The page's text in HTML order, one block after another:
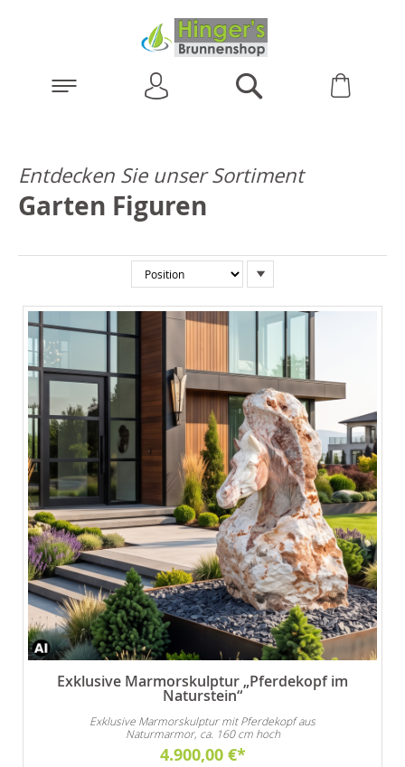
Entdecken Sie unser Sortiment
Garten Figuren
absteigender
Reihenfolge
Exklusive Marmorskulptur „Pferdekopf im
Naturstein“
Exklusive Marmorskulptur mit Pferdekopf aus
Naturmarmor, ca. 160 cm hoch
4.900,00 €